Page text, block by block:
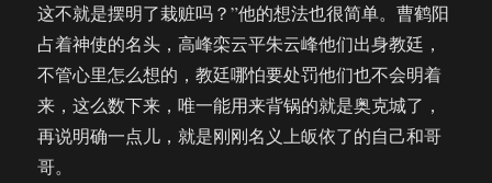
这不就是摆明了栽赃吗？”他的想法也很简单。曹鹤阳
占着神使的名头，高峰栾云平朱云峰他们出身教廷，
不管心里怎么想的，教廷哪怕要处罚他们也不会明着
来，这么数下来，唯一能用来背锅的就是奥克城了，
再说明确一点儿，就是刚刚名义上皈依了的自己和哥
哥。